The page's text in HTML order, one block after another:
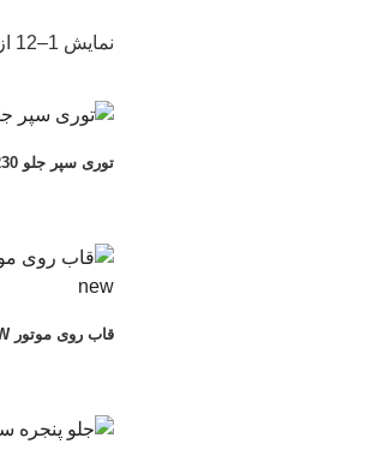
نمایش 1–12 از 208 نتیجه
توری سپر جلو H230
قاب روی موتور MVM X33 NEW